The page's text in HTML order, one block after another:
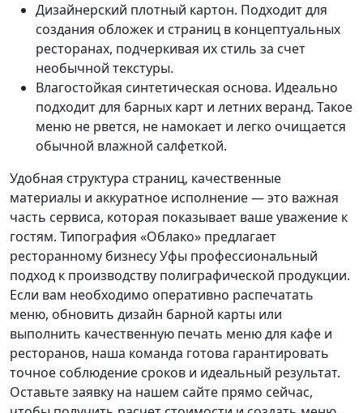
Дизайнерский плотный картон. Подходит для
создания обложек и страниц в концептуальных
ресторанах, подчеркивая их стиль за счет
необычной текстуры.
Влагостойкая синтетическая основа. Идеально
подходит для барных карт и летних веранд. Такое
меню не рвется, не намокает и легко очищается
обычной влажной салфеткой.
Удобная структура страниц, качественные
материалы и аккуратное исполнение — это важная
часть сервиса, которая показывает ваше уважение к
гостям. Типография «Облако» предлагает
ресторанному бизнесу Уфы профессиональный
подход к производству полиграфической продукции.
Если вам необходимо оперативно распечатать
меню, обновить дизайн барной карты или
выполнить качественную печать меню для кафе и
ресторанов, наша команда готова гарантировать
точное соблюдение сроков и идеальный результат.
Оставьте заявку на нашем сайте прямо сейчас,